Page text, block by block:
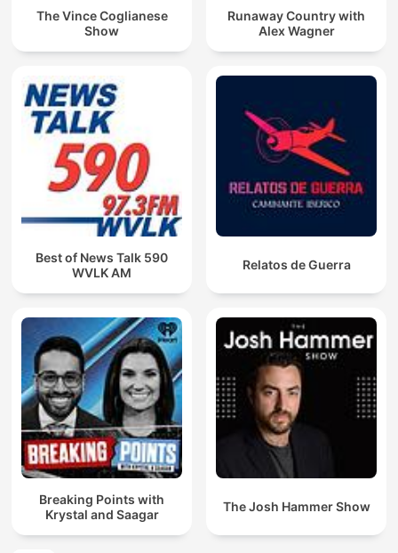
The Vince Coglianese
Show
Runaway Country with
Alex Wagner
Best of News Talk 590
WVLK AM
Relatos de Guerra
Breaking Points with
Krystal and Saagar
The Josh Hammer Show